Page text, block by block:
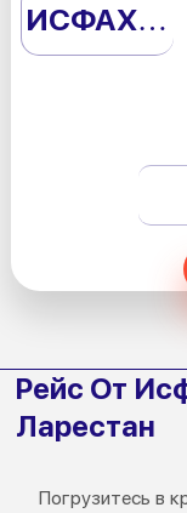
ИСФАХАН
Рейс От
Ларестан
Погрузитесь в